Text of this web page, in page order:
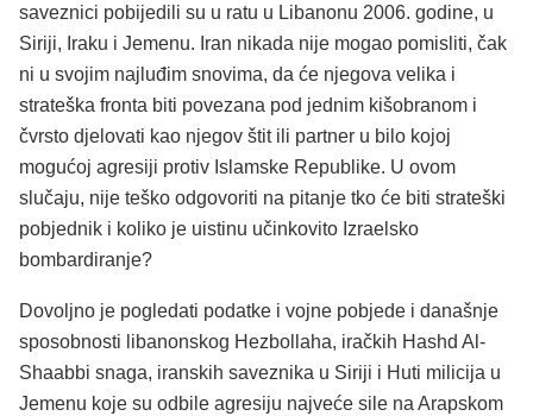
saveznici pobijedili su u ratu u Libanonu 2006. godine, u
Siriji, Iraku i Jemenu. Iran nikada nije mogao pomisliti, čak
ni u svojim najluđim snovima, da će njegova velika i
strateška fronta biti povezana pod jednim kišobranom i
čvrsto djelovati kao njegov štit ili partner u bilo kojoj
mogućoj agresiji protiv Islamske Republike. U ovom
slučaju, nije teško odgovoriti na pitanje tko će biti strateški
pobjednik i koliko je uistinu učinkovito Izraelsko
bombardiranje?
Dovoljno je pogledati podatke i vojne pobjede i današnje
sposobnosti libanonskog Hezbollaha, iračkih Hashd Al-
Shaabbi snaga, iranskih saveznika u Siriji i Huti milicija u
Jemenu koje su odbile agresiju najveće sile na Arapskom